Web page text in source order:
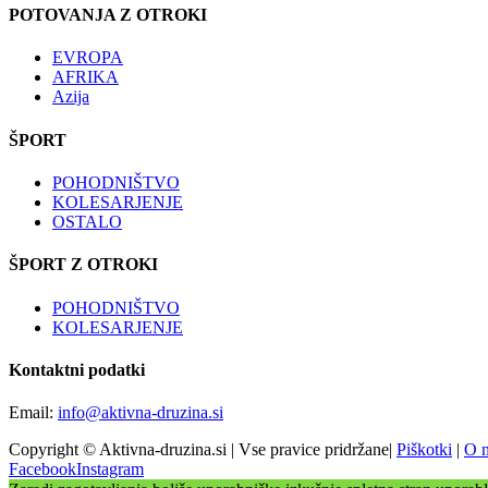
POTOVANJA Z OTROKI
EVROPA
AFRIKA
Azija
ŠPORT
POHODNIŠTVO
KOLESARJENJE
OSTALO
ŠPORT Z OTROKI
POHODNIŠTVO
KOLESARJENJE
Kontaktni podatki
Email: info@aktivna-druzina.si
Copyright © Aktivna-druzina.si | Vse pravice pridržane| Piškotki | O
FacebookInstagram